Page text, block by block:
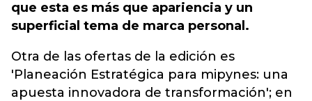
que esta es más que apariencia y un
superficial tema de marca personal.
Otra de las ofertas de la edición es
'Planeación Estratégica para mipynes: una
apuesta innovadora de transformación'; en